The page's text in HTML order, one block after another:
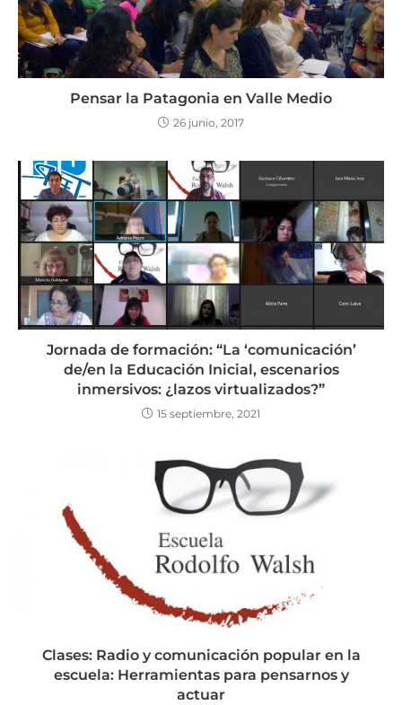
Pensar la Patagonia en Valle Medio
26 junio, 2017
Jornada de formación: “La ‘comunicación’
de/en la Educación Inicial, escenarios
inmersivos: ¿lazos virtualizados?”
15 septiembre, 2021
Clases: Radio y comunicación popular en la
escuela: Herramientas para pensarnos y
actuar